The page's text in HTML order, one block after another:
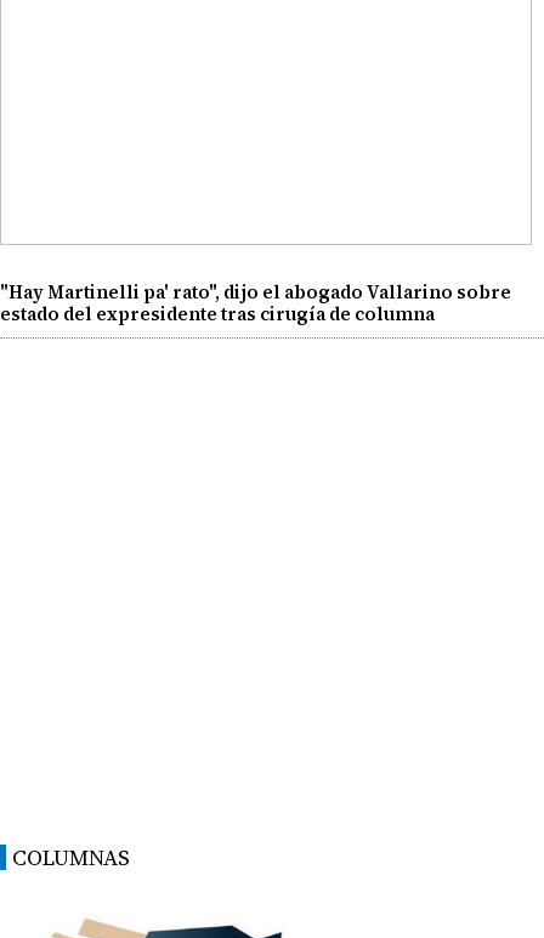
"Hay Martinelli pa' rato", dijo el abogado Vallarino sobre
estado del expresidente tras cirugía de columna
COLUMNAS